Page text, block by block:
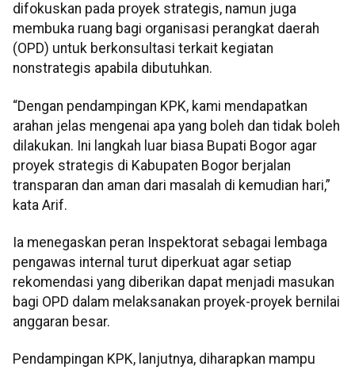
difokuskan pada proyek strategis, namun juga
membuka ruang bagi organisasi perangkat daerah
(OPD) untuk berkonsultasi terkait kegiatan
nonstrategis apabila dibutuhkan.
“Dengan pendampingan KPK, kami mendapatkan
arahan jelas mengenai apa yang boleh dan tidak boleh
dilakukan. Ini langkah luar biasa Bupati Bogor agar
proyek strategis di Kabupaten Bogor berjalan
transparan dan aman dari masalah di kemudian hari,”
kata Arif.
Ia menegaskan peran Inspektorat sebagai lembaga
pengawas internal turut diperkuat agar setiap
rekomendasi yang diberikan dapat menjadi masukan
bagi OPD dalam melaksanakan proyek-proyek bernilai
anggaran besar.
Pendampingan KPK, lanjutnya, diharapkan mampu